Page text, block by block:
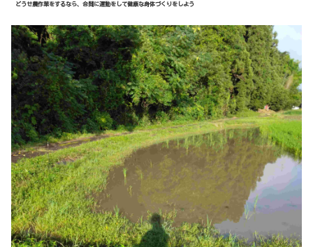
どうせ農作業をするなら、合間に運動をして健康な身体づくりをしよう